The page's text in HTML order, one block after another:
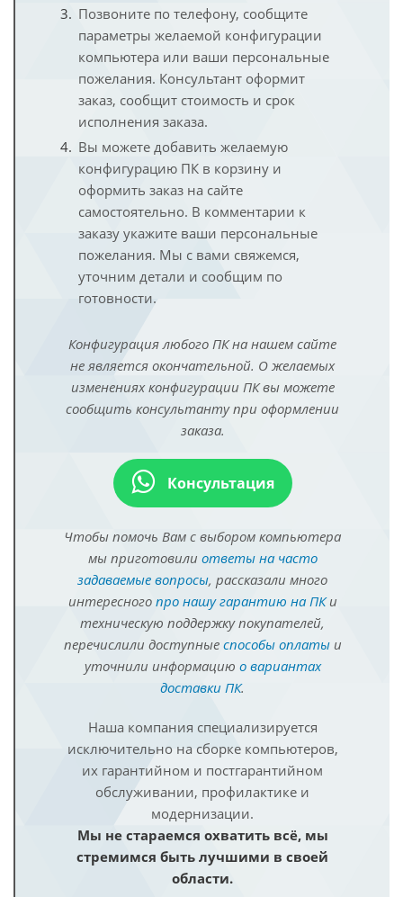
Позвоните по телефону, сообщите
параметры желаемой конфигурации
компьютера или ваши персональные
пожелания. Консультант оформит
заказ, сообщит стоимость и срок
исполнения заказа.
Вы можете добавить желаемую
конфигурацию ПК в корзину и
оформить заказ на сайте
самостоятельно. В комментарии к
заказу укажите ваши персональные
пожелания. Мы с вами свяжемся,
уточним детали и сообщим по
готовности.
Конфигурация любого ПК на нашем сайте
не является окончательной. О желаемых
изменениях конфигурации ПК вы можете
сообщить консультанту при оформлении
заказа.
Консультация
Чтобы помочь Вам с выбором компьютера
мы приготовили ответы на часто
задаваемые вопросы, рассказали много
интересного про нашу гарантию на ПКи
техническую поддержку покупателей,
перечислили доступные способы оплатыи
уточнили информацию о вариантах
доставки ПК.
Наша компания специализируется
исключительно на сборке компьютеров,
их гарантийном и постгарантийном
обслуживании, профилактике и
модернизации.
Мы не стараемся охватить всё, мы
стремимся быть лучшими в своей
области.